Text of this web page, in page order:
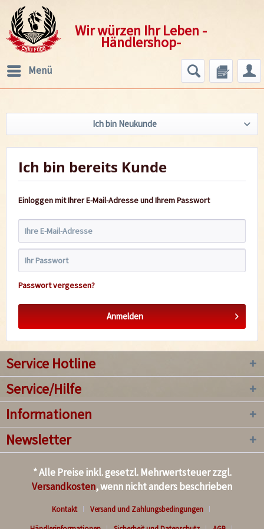
Wir würzen Ihr Leben -
Händlershop-
Menü
Ich bin Neukunde
Ich bin bereits Kunde
Einloggen mit Ihrer E-Mail-Adresse und Ihrem Passwort
Passwort vergessen?
Anmelden
Service Hotline
Service/Hilfe
Informationen
Newsletter
* Alle Preise inkl. gesetzl. Mehrwertsteuer zzgl.
Versandkosten, wenn nicht anders beschrieben
Kontakt
Versand und Zahlungsbedingungen